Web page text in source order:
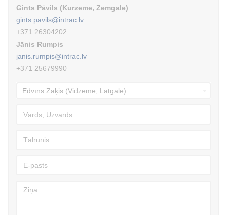
Gints Pāvils (Kurzeme, Zemgale)
gints.pavils@intrac.lv
+371 26304202
Jānis Rumpis
janis.rumpis@intrac.lv
+371 25679990